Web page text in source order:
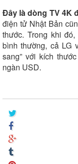
Đây là dòng TV 4K
điện tử Nhật Bản
thước. Trong khi
bình thường, cả LG
sang” với kích
ngàn USD.